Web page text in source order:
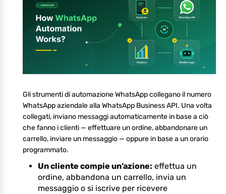
Gli strumenti di automazione WhatsApp collegano il numero
WhatsApp aziendale alla WhatsApp Business API. Una volta
collegati, inviano messaggi automaticamente in base a ciò
che fanno i clienti — effettuare un ordine, abbandonare un
carrello, inviare un messaggio — oppure in base a un orario
programmato.
Un cliente compie un’azione: effettua un
ordine, abbandona un carrello, invia un
messaggio o si iscrive per ricevere